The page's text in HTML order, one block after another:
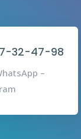
32-47-98
–